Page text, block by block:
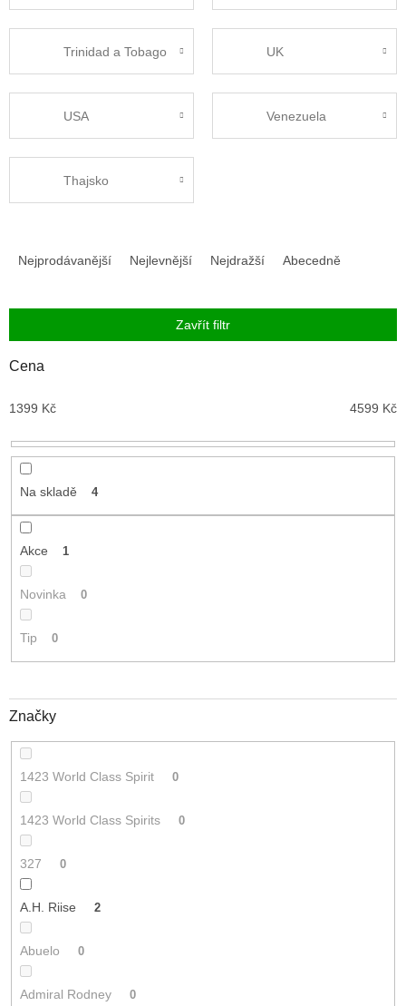
Trinidad a Tobago UK
USA Venezuela
Thajsko
í
p
d
u
k
Nejprodávanější Nejlevnější Nejdražší Abecedně
Zavřít filtr
Cena
1399 Kč 4599 Kč
Na skladě 4
Akce 1
Novinka 0
Tip 0
Značky
1423 World Class Spirit 0
1423 World Class Spirits 0
327 0
A.H. Riise 2
Abuelo 0
Admiral Rodney 0